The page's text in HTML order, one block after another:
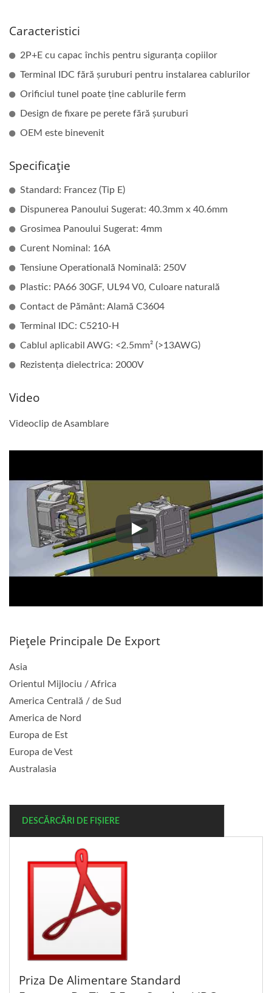
Caracteristici
2P+E cu capac închis pentru siguranța copiilor
Terminal IDC fără șuruburi pentru instalarea cablurilor
Orificiul tunel poate ține cablurile ferm
Design de fixare pe perete fără șuruburi
OEM este binevenit
Specificație
Standard: Francez (Tip E)
Dispunerea Panoului Sugerat: 40.3mm x 40.6mm
Grosimea Panoului Sugerat: 4mm
Curent Nominal: 16A
Tensiune Operatională Nominală: 250V
Plastic: PA66 30GF, UL94 V0, Culoare naturală
Contact de Pământ: Alamă C3604
Terminal IDC: C5210-H
Cablul aplicabil AWG: <2.5mm² (>13AWG)
Rezistența dielectrica: 2000V
Video
Videoclip de Asamblare
Videoclip de Asamblare
Piețele Principale De Export
Asia
Orientul Mijlociu / Africa
America Centrală / de Sud
America de Nord
Europa de Est
Europa de Vest
Australasia
DESCĂRCĂRI DE FIȘIERE
Priza De Alimentare Standard